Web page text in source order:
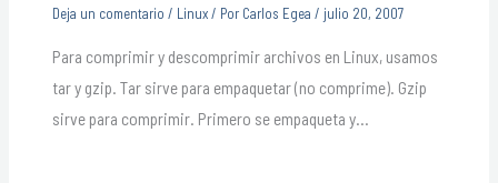
Deja un comentario / Linux/ Por Carlos Egea/ julio 20, 2007
Para comprimir y descomprimir archivos en Linux, usamos
tar y gzip. Tar sirve para empaquetar (no comprime). Gzip
sirve para comprimir. Primero se empaqueta y…